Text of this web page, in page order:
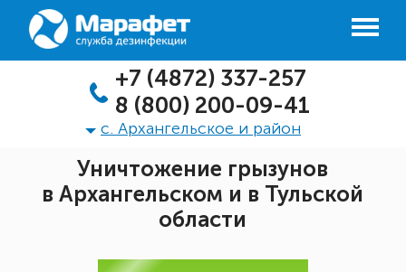
+7 (4872) 337-257
8 (800) 200-09-41
с. Архангельское и район
Уничтожение грызунов
в Архангельском и в Тульской
области